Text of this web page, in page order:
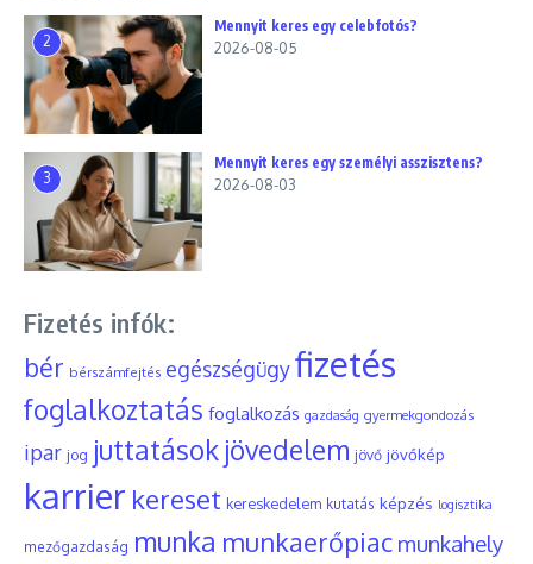
2
Mennyit keres egy celebfotós?
2026-08-05
3
Mennyit keres egy személyi asszisztens?
2026-08-03
Fizetés infók:
bér bérszámfejtés egészségügyfizetés
foglalkoztatás foglalkozás gazdaság gyermekgondozás
ipar jog juttatások jövedelem jövő jövőkép
karrier kereset kereskedelem kutatás képzés logisztika
mezőgazdaság munka munkaerőpiac munkahely